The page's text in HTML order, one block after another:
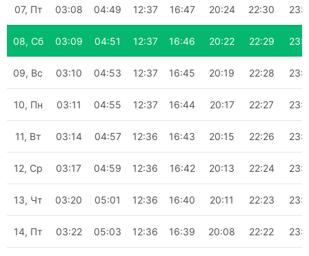
07, Пт 03:08 04:49 12:37 16:47 20:24 22:30
08, Сб 03:09 04:51 12:37 16:46 20:22 22:29
09, Вс 03:10 04:53 12:37 16:45 20:19 22:28
10, Пн 03:11 04:55 12:37 16:44 20:17 22:27
11, Вт 03:14 04:57 12:36 16:43 20:15 22:26
12, Ср 03:17 04:59 12:36 16:42 20:13 22:24
13, Чт 03:20 05:01 12:36 16:40 20:11 22:23
14, Пт 03:22 05:03 12:36 16:39 20:08 22:22